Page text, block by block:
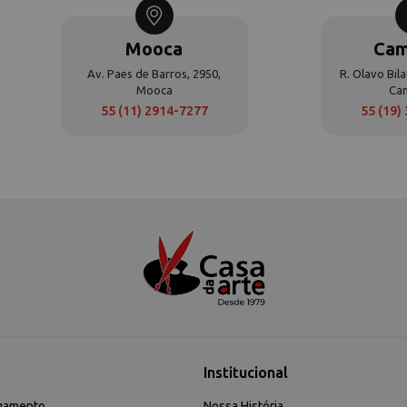
Mooca
Av. Paes de Barros, 2950,
Mooca
55 (11) 2914-7277
R. Olavo
55 (19)
Institucional